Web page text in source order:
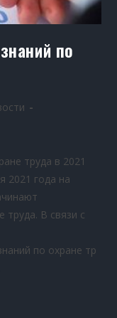
по
труда в 2021
2021 года на
труда. В связи с
по охране тр